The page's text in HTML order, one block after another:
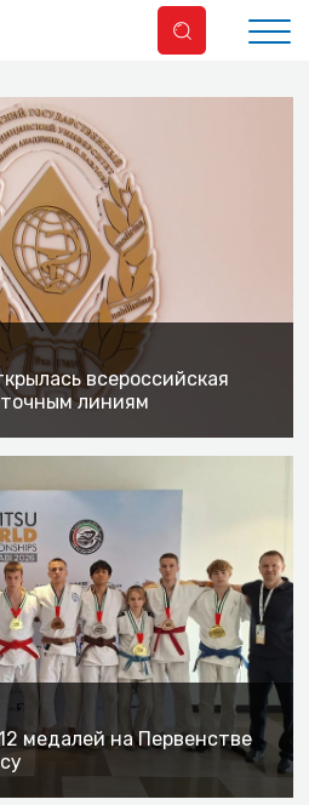
всероссийская
линиям
медалей на Первенстве